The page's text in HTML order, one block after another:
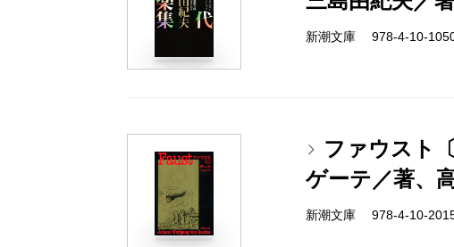
新潮文庫 978-4-10-
ファウスト〔
ゲーテ／著、
新潮文庫 978-4-10-